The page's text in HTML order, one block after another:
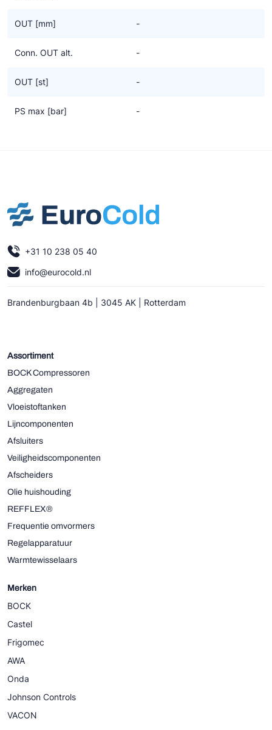
OUT [mm] -
Conn. OUT alt. -
OUT [st] -
PS max [bar] -
+31 10 238 05 40
info@eurocold.nl
Brandenburgbaan 4b | 3045 AK | Rotterdam
Assortiment
BOCK Compressoren
Aggregaten
Vloeistoftanken
Lijncomponenten
Afsluiters
Veiligheidscomponenten
Afscheiders
Olie huishouding
REFFLEX®
Frequentie omvormers
Regelapparatuur
Warmtewisselaars
Merken
BOCK
Castel
Frigomec
AWA
Onda
Johnson Controls
VACON